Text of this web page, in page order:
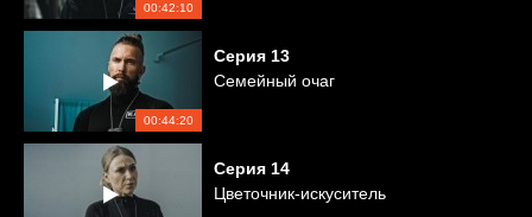
00:42:10
00:44:20
Серия 13
Семейный очаг
Серия 14
Цветочник-искуситель